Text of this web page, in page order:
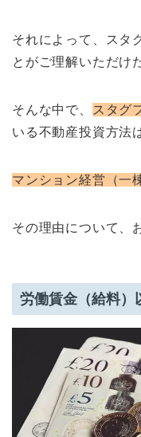
それによって、スタ
とがご理解いただけ
そんな中で、 スタグ
いる不動産投資方法
マンション経営（一
その理由について、
労働賃金（給料）